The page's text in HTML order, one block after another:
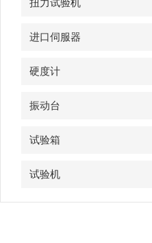
扭力试验机
进口伺服器
硬度计
振动台
试验箱
试验机